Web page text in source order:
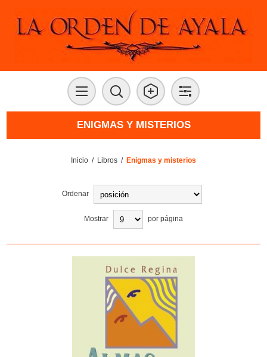
ENIGMAS Y MISTERIOS
Inicio / Libros / Enigmas y misterios
Ordenar
Mostrar por página